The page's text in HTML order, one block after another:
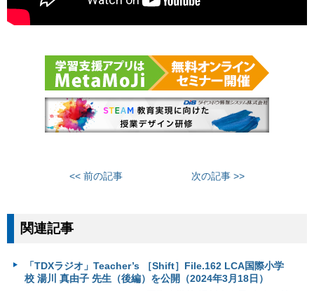
<< 前の記事 次の記事 >>
関連記事
「TDXラジオ」Teacher’s ［Shift］File.162 LCA国際小学
校 湯川 真由子 先生（後編）を公開（2024年3月18日）